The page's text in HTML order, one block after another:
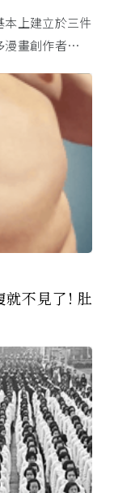
本上建立於三件
畫創作者從小
就不見了! 肚